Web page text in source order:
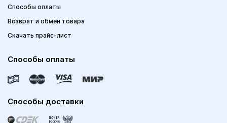
Способы оплаты
Возврат и обмен товара
Скачать прайс-лист
Способы оплаты
Способы доставки